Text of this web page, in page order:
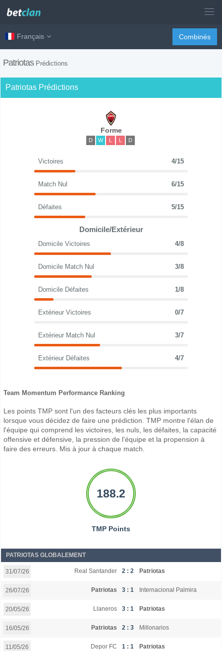
Français Combinés
Patriotas Prédictions
Patriotas Prédictions
Forme
D W L L D
Victoires 4/15
Match Nul 6/15
Défaites 5/15
Domicile/Extérieur
Domicile Victoires 4/8
Domicile Match Nul 3/8
Domicile Défaites 1/8
Extérieur Victoires 0/7
Extérieur Match Nul 3/7
Extérieur Défaites 4/7
Team Momentum Performance Ranking
Les points TMP sont l'un des facteurs clés les plus importants
lorsque vous décidez de faire une prédiction. TMP montre l'élan de
l'équipe qui comprend les victoires, les nuls, les défaites, la capacité
offensive et défensive, la pression de l'équipe et la propension à
faire des erreurs. Mis à jour à chaque match.
188.2
TMP Points
PATRIOTAS GLOBALEMENT
31/07/26 Real Santander 2 : 2 Patriotas
26/07/26 Patriotas 3 : 1 Internacional Palmira
20/05/26 Llaneros 3 : 1 Patriotas
16/05/26 Patriotas 2 : 3 Millonarios
11/05/26 Depor FC 1 : 1 Patriotas